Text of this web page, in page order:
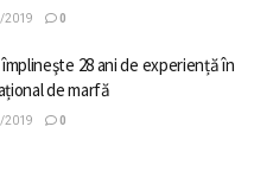
2019 0
28 ani de experiență în
de marfă
2019 0